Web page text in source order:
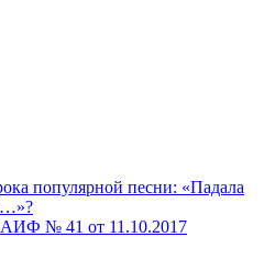
популярной песни: «Падала
АИФ № 41 от 11.10.2017